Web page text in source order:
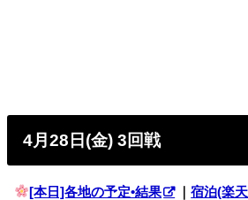
4月28日(金) 3回戦
[本日]各地の予定•結果 ｜宿泊(楽